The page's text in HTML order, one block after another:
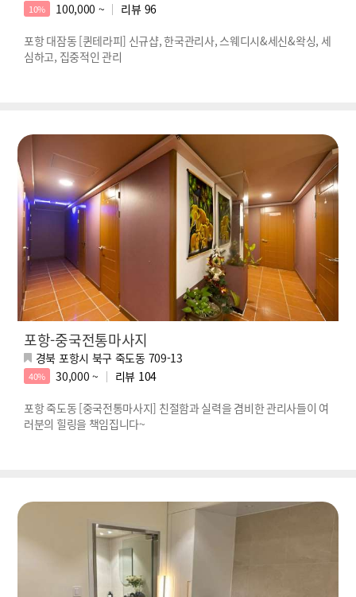
10% 100,000 ~ 리뷰 96
포항 대잠동 [퀸테라피] 신규샵, 한국관리사, 스웨디시&세신&왁싱, 세
심하고, 집중적인 관리
포항-중국전통마사지
경북 포항시 북구 죽도동 709-13
40% 30,000 ~ 리뷰 104
포항 죽도동 [중국전통마사지] 친절함과 실력을 겸비한 관리사들이 여
러분의 힐링을 책임집니다~